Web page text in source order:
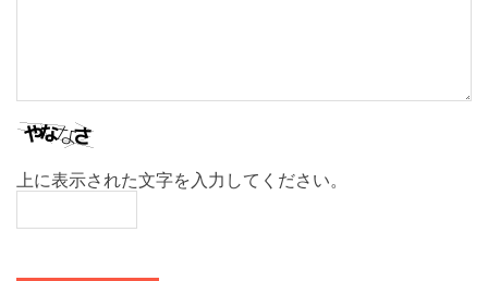
上に表示された文字を入力してください。